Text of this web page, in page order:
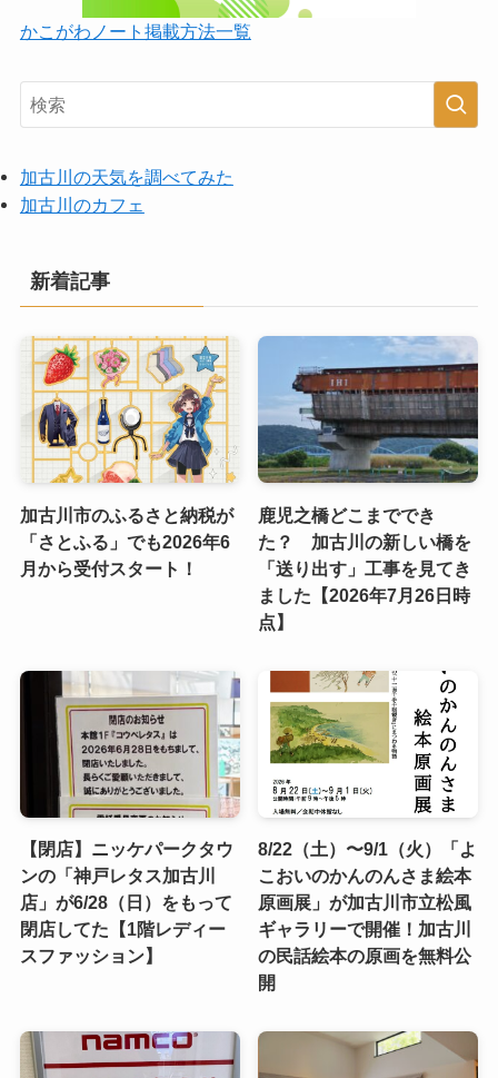
かこがわノート掲載方法一覧
加古川の天気を調べてみた
加古川のカフェ
新着記事
加古川市のふるさと納税が
「さとふる」でも2026年6
月から受付スタート！
鹿児之橋どこまででき
た？ 加古川の新しい橋を
「送り出す」工事を見てき
ました【2026年7月26日時
点】
【閉店】ニッケパークタウ
ンの「神戸レタス加古川
店」が6/28（日）をもって
閉店してた【1階レディー
スファッション】
8/22（土）〜9/1（火）「よ
こおいのかんのんさま絵本
原画展」が加古川市立松風
ギャラリーで開催！加古川
の民話絵本の原画を無料公
開